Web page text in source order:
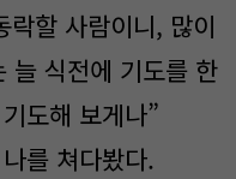
락할 사람이니, 많이
늘 식전에 기도를 한
도해 보게나”
를 쳐다봤다.